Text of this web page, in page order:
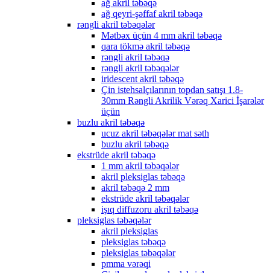
ağ akril təbəqə
ağ qeyri-şəffaf akril təbəqə
rəngli akril təbəqələr
Mətbəx üçün 4 mm akril təbəqə
qara tökmə akril təbəqə
rəngli akril təbəqə
rəngli akril təbəqələr
iridescent akril təbəqə
Çin istehsalçılarının topdan satışı 1.8-
30mm Rəngli Akrilik Vərəq Xarici İşarələr
üçün
buzlu akril təbəqə
ucuz akril təbəqələr mat səth
buzlu akril təbəqə
ekstrüde akril təbəqə
1 mm akril təbəqələr
akril pleksiglas təbəqə
akril təbəqə 2 mm
ekstrüde akril təbəqələr
işıq diffuzoru akril təbəqə
pleksiglas təbəqələr
akril pleksiglas
pleksiglas təbəqə
pleksiglas təbəqələr
pmma vərəqi